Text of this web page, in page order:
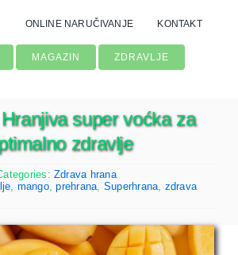
ONLINE NARUČIVANJE KONTAKT
MAGAZIN ZDRAVLJE
super voćka za
zdravlje
Zdrava hrana
mango,prehrana Superhrana zdrava